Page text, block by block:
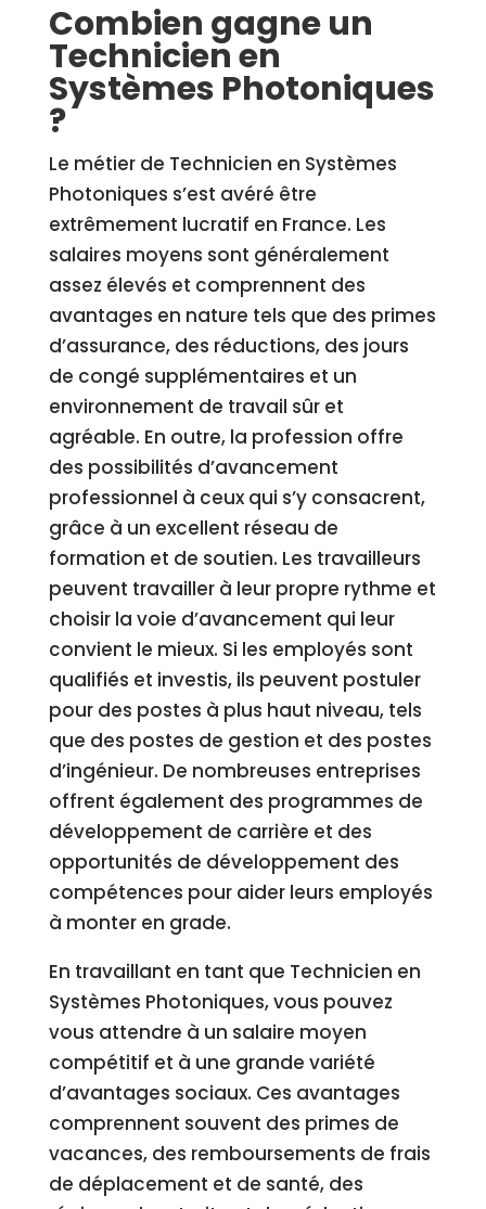
Combien gagne un
Technicien en
Systèmes Photoniques
?
Le métier de Technicien en Systèmes
Photoniques s’est avéré être
extrêmement lucratif en France. Les
salaires moyens sont généralement
assez élevés et comprennent des
avantages en nature tels que des primes
d’assurance, des réductions, des jours
de congé supplémentaires et un
environnement de travail sûr et
agréable. En outre, la profession offre
des possibilités d’avancement
professionnel à ceux qui s’y consacrent,
grâce à un excellent réseau de
formation et de soutien. Les travailleurs
peuvent travailler à leur propre rythme et
choisir la voie d’avancement qui leur
convient le mieux. Si les employés sont
qualifiés et investis, ils peuvent postuler
pour des postes à plus haut niveau, tels
que des postes de gestion et des postes
d’ingénieur. De nombreuses entreprises
offrent également des programmes de
développement de carrière et des
opportunités de développement des
compétences pour aider leurs employés
à monter en grade.
En travaillant en tant que Technicien en
Systèmes Photoniques, vous pouvez
vous attendre à un salaire moyen
compétitif et à une grande variété
d’avantages sociaux. Ces avantages
comprennent souvent des primes de
vacances, des remboursements de frais
de déplacement et de santé, des